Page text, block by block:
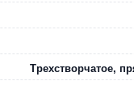
Трехстворчатое,